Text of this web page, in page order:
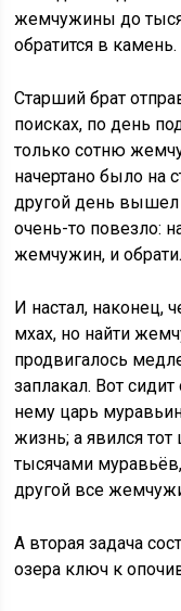
жемчужины до
обратится в камень.
Старший брат
поисках, по день
только сотню
начертано было на
другой день вышел
очень-то повезло:
жемчужин, и
И настал, наконец,
мхах, но найти
продвигалось
заплакал. Вот
нему царь
жизнь; а явился
тысячами
другой все
А вторая задача
озера ключ к